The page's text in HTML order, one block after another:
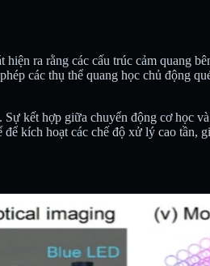
ra rằng các cấu trúc cảm quang
các thụ thể quang học chủ động
kết hợp giữa chuyển động cơ học
kích hoạt các chế độ xử lý cao tần,